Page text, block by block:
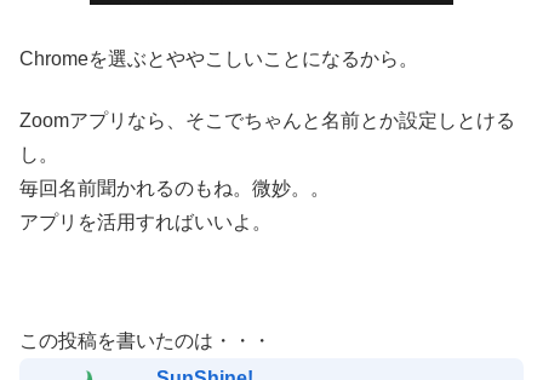
Chromeを選ぶとややこしいことになるから。
Zoomアプリなら、そこでちゃんと名前とか設定しとける
し。
毎回名前聞かれるのもね。微妙。。
アプリを活用すればいいよ。
この投稿を書いたのは・・・